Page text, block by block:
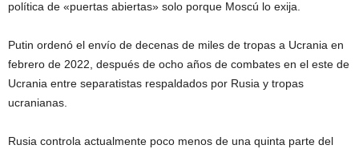
política de «puertas abiertas» solo porque Moscú lo exija.
Putin ordenó el envío de decenas de miles de tropas a Ucrania en
febrero de 2022, después de ocho años de combates en el este de
Ucrania entre separatistas respaldados por Rusia y tropas
ucranianas.
Rusia controla actualmente poco menos de una quinta parte del